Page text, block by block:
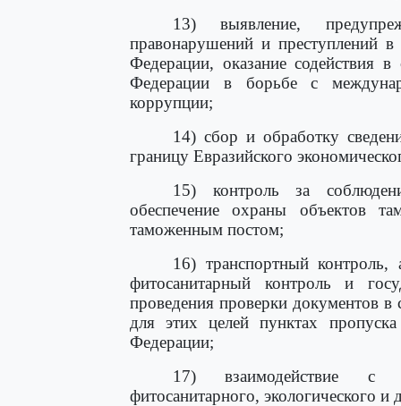
13) выявление,
правонарушений и преступлений в
Федерации, оказание содействия в
Федерации в борьбе с
коррупции;
14) сбор и обработку
границу Евразийского
15) контроль за
обеспечение охраны объектов
таможенным постом;
16) транспортный контроль,
фитосанитарный контроль и
проведения проверки документов
для этих целей пунктах
Федерации;
17) взаимодействие с
фитосанитарного, экологического и